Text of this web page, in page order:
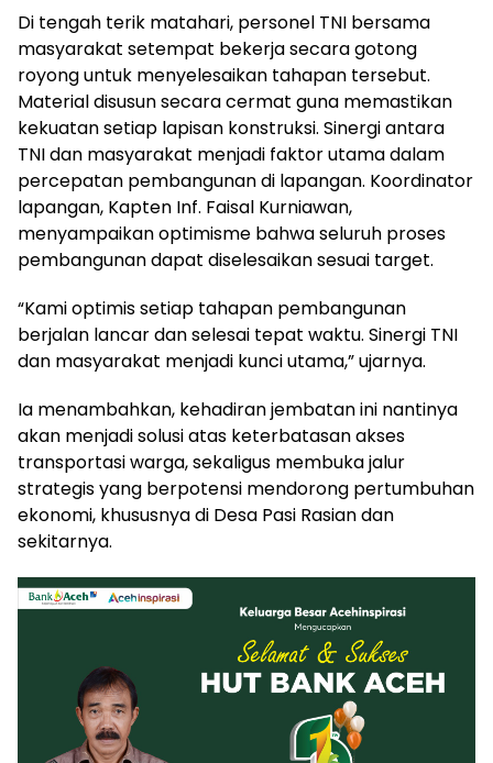
Di tengah terik matahari, personel TNI bersama
masyarakat setempat bekerja secara gotong
royong untuk menyelesaikan tahapan tersebut.
Material disusun secara cermat guna memastikan
kekuatan setiap lapisan konstruksi. Sinergi antara
TNI dan masyarakat menjadi faktor utama dalam
percepatan pembangunan di lapangan. Koordinator
lapangan, Kapten Inf. Faisal Kurniawan,
menyampaikan optimisme bahwa seluruh proses
pembangunan dapat diselesaikan sesuai target.
“Kami optimis setiap tahapan pembangunan
berjalan lancar dan selesai tepat waktu. Sinergi TNI
dan masyarakat menjadi kunci utama,” ujarnya.
Ia menambahkan, kehadiran jembatan ini nantinya
akan menjadi solusi atas keterbatasan akses
transportasi warga, sekaligus membuka jalur
strategis yang berpotensi mendorong pertumbuhan
ekonomi, khususnya di Desa Pasi Rasian dan
sekitarnya.